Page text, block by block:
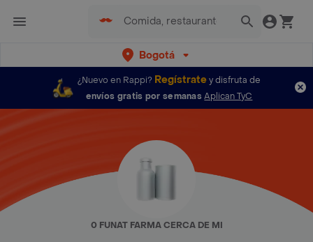
Bogotá
¿Nuevo en Rappi? Regístratey disfruta de
envíos gratis por semanas Aplican TyC
0 FUNAT FARMA CERCA DE MI